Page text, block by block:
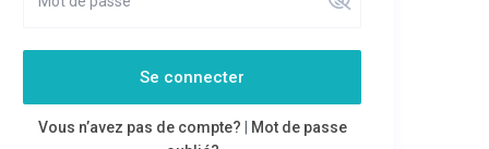
Se connecter
Vous n’avez pas de compte?
Mot de passe